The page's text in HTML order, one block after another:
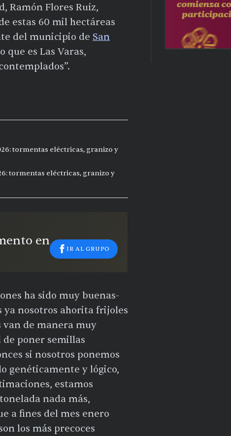
Ramón Flores Ruíz,
estas 60 mil hectáreas
del municipio de San
que es Las Varas,
tormentas eléctricas, granizo y
tormentas eléctricas, granizo y
en
IR AL GRUPO
ha sido muy buenas-
ya nosotros ahorita frijoles
van de manera muy
poner semillas
si nosotros ponemos
genéticamente y lógico,
estamos
nada más,
a fines del mes enero
los más precoces